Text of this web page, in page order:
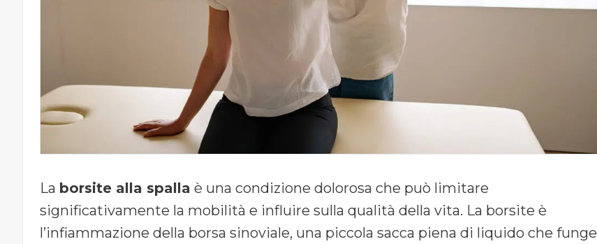
La borsite alla spalla è una condizione dolorosa che può limitare
significativamente la mobilità e influire sulla qualità della vita. La borsite è
l’infiammazione della borsa sinoviale, una piccola sacca piena di liquido che funge